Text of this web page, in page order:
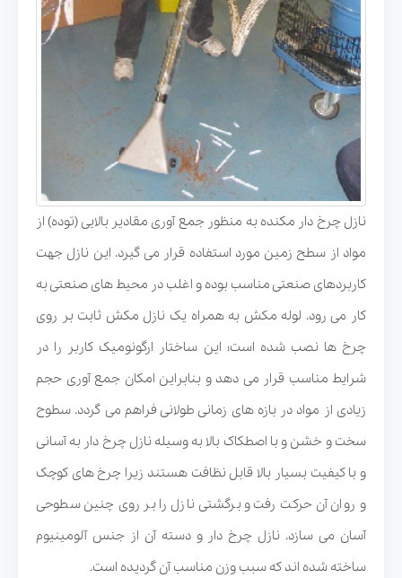
نازل چرخ دار مکنده به منظور جمع آوری مقادیر بالایی (توده) از
مواد از سطح زمین مورد استفاده قرار می گیرد. این نازل جهت
کاربردهای صنعتی مناسب بوده و اغلب در محیط های صنعتی به
کار می رود. لوله مکش به همراه یک نازل مکش ثابت بر روی
چرخ ها نصب شده است؛ این ساختار ارگونومیک کاربر را در
شرایط مناسب قرار می دهد و بنابراین امکان جمع آوری حجم
زیادی از مواد در بازه های زمانی طولانی فراهم می گردد. سطوح
سخت و خشن و با اصطکاک بالا به وسیله نازل چرخ دار به آسانی
و با کیفیت بسیار بالا قابل نظافت هستند زیرا چرخ های کوچک
و روان آن حرکت رفت و برگشتی نازل را بر روی چنین سطوحی
آسان می سازد. نازل چرخ دار و دسته آن از جنس آلومینیوم
ساخته شده اند که سبب وزن مناسب آن گردیده است.